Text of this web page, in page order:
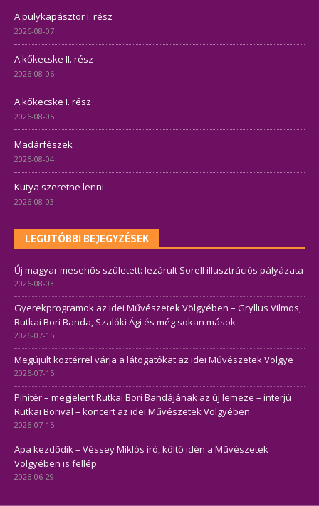
A pulykapásztor I. rész
2026-08-07
A kőkecske II. rész
2026-08-06
A kőkecske I. rész
2026-08-05
Madárfészek
2026-08-04
Kutya szeretne lenni
2026-08-03
LEGUTÓBBI BEJEGYZÉSEK
Új magyar mesehős született: lezárult Sorell illusztrációs pályázata
2026-08-03
Gyerekprogramok az idei Művészetek Völgyében – Gryllus Vilmos,
Rutkai Bori Banda, Szalóki Ági és még sokan mások
2026-07-15
Megújult köztérrel várja a látogatókat az idei Művészetek Völgye
2026-07-15
Pihitér – megjelent Rutkai Bori Bandájának az új lemeze – interjú
Rutkai Borival – koncert az idei Művészetek Völgyében
2026-07-15
Apa kezdődik – Véssey Miklós író, költő idén a Művészetek
Völgyében is fellép
2026-06-29